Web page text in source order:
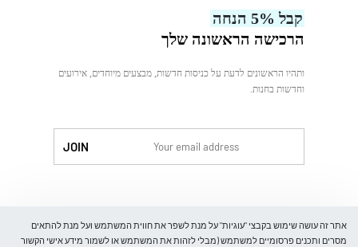
עלינו
צור קשר
קבל 5% הנחה
הרכישה הראשונה שלך
ותהיו הראשונים לדעת על כניסות חדשות, מבצעים מיוחדים, אירועים
וחדשות בחנות.
לִקְנוֹת
אתר זה עושה שימוש בקבצי "עוגיות" על מנת לשפר את חווית המשתמש ועל מנת להתאים
מסרים ותכנים פרסומיים למשתמש (מבלי לזהות את המשתמש או לשמור מידע אישי הקשור